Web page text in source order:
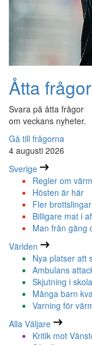
Åtta frågor
Svara på åtta frågor
om veckans nyheter.
Gå till frågorna
4 augusti 2026
Sverige
Regler om
Hösten är här
Fler
Billigare mat i
Man från gäng
Världen
Nya platser att
Ambulans
Skjutning i
Många barn
Varning för
Alla Väljare
Kritik mot